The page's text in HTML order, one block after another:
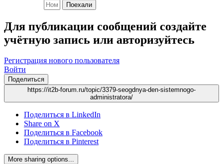
Поехали
Для публикации сообщений создайте
учётную запись или авторизуйтесь
Регистрация нового пользователя
Войти
Поделиться
https://it2b-forum.ru/topic/3379-seogdnya-den-sistemnogo-
administratora/
Поделиться в LinkedIn
Share on X
Поделиться в Facebook
Поделиться в Pinterest
More sharing options...